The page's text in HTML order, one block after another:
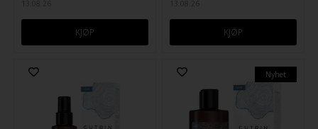
Nyhet